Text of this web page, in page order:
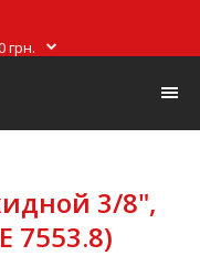
грн.
3/8",
7553.8)